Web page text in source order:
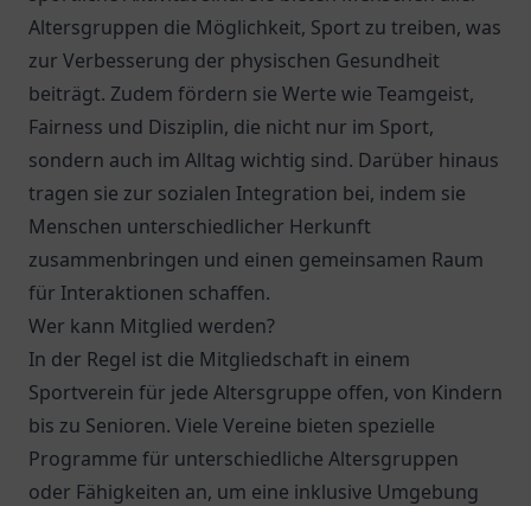
Altersgruppen die Möglichkeit, Sport zu treiben, was
zur Verbesserung der physischen Gesundheit
beiträgt. Zudem fördern sie Werte wie Teamgeist,
Fairness und Disziplin, die nicht nur im Sport,
sondern auch im Alltag wichtig sind. Darüber hinaus
tragen sie zur sozialen Integration bei, indem sie
Menschen unterschiedlicher Herkunft
zusammenbringen und einen gemeinsamen Raum
für Interaktionen schaffen.
Wer kann Mitglied werden?
In der Regel ist die Mitgliedschaft in einem
Sportverein für jede Altersgruppe offen, von Kindern
bis zu Senioren. Viele Vereine bieten spezielle
Programme für unterschiedliche Altersgruppen
oder Fähigkeiten an, um eine inklusive Umgebung